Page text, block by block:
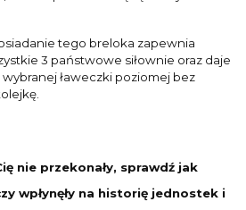
tego breloka zapewnia
3 państwowe siłownie oraz daje
ławeczki poziomej bez
nie przekonały, sprawdź jak
wpłynęły na historię jednostek i